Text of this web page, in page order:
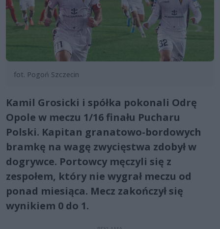
fot. Pogoń Szczecin
Kamil Grosicki i spółka pokonali Odrę
Opole w meczu 1/16 finału Pucharu
Polski. Kapitan granatowo-bordowych
bramkę na wagę zwycięstwa zdobył w
dogrywce. Portowcy męczyli się z
zespołem, który nie wygrał meczu od
ponad miesiąca. Mecz zakończył się
wynikiem 0 do 1.